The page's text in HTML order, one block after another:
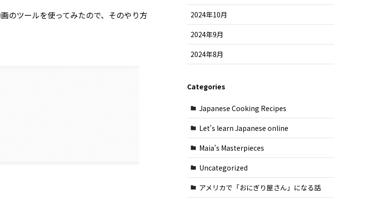
のツールを使ってみたので、そのやり方
2024年10月
2024年9月
2024年8月
Categories
Japanese Cooking Recipes
Let's learn Japanese online
Maia's Masterpieces
Uncategorized
アメリカで「おにぎり屋さん」になる話